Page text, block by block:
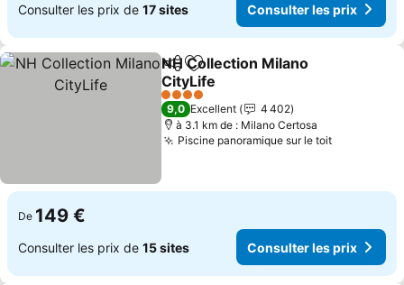
Consulter les prix de 17 sites Consulter les prix
PartagerAjouter à mes favoris
NH Collection Milano
CityLife
4 Étoiles
9,0 Excellent
4 402
à 3.1 km de : Milano Certosa
Piscine panoramique sur le toit
De 149 €
Consulter les prix de 15 sites Consulter les prix